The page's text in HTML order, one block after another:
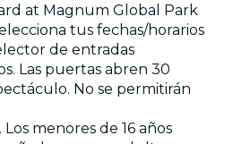
at Magnum Global Park
tus fechas/horarios
de entradas
Las puertas abren 30
No se permitirán
Los menores de 16 años